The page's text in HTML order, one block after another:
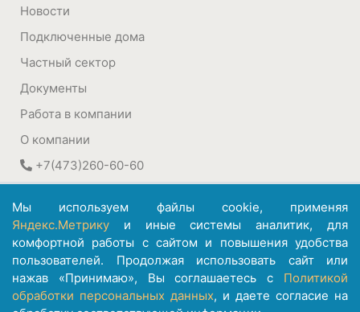
Новости
Подключенные дома
Частный сектор
Документы
Работа в компании
О компании
+7(473)260-60-60
ул. Плехановская, 22а
©АО ИК "Информсвязь-Черноземье"
1992 – 2026
Мы используем файлы cookie, применяя
Яндекс.Метрику и иные системы аналитик, для
комфортной работы с сайтом и повышения удобства
пользователей. Продолжая использовать сайт или
нажав «Принимаю», Вы соглашаетесь с Политикой
обработки персональных данных, и даете согласие на